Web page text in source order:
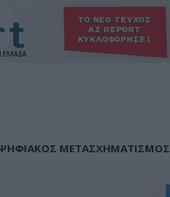
ΜΕΤΑΣΧΗΜΑΤΙΣΜΟΣ